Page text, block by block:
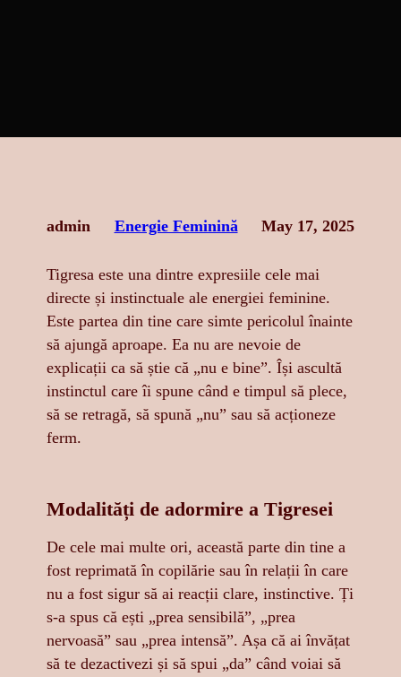
admin Energie Feminină May 17, 2025
Tigresa este una dintre expresiile cele mai
directe și instinctuale ale energiei feminine.
Este partea din tine care simte pericolul înainte
să ajungă aproape. Ea nu are nevoie de
explicații ca să știe că „nu e bine”. Își ascultă
instinctul care îi spune când e timpul să plece,
să se retragă, să spună „nu” sau să acționeze
ferm.
Modalități de adormire a Tigresei
De cele mai multe ori, această parte din tine a
fost reprimată în copilărie sau în relații în care
nu a fost sigur să ai reacții clare, instinctive. Ți
s-a spus că ești „prea sensibilă”, „prea
nervoasă” sau „prea intensă”. Așa că ai învățat
să te dezactivezi și să spui „da” când voiai să